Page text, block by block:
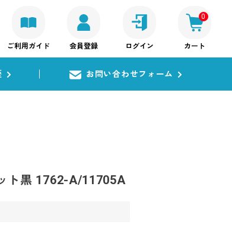
ご利用ガイド 会員登録 ログイン
0
カート
お問い合わせフォーム
ト黒 1762-A/11705A